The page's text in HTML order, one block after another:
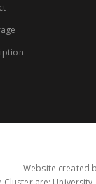
Website created